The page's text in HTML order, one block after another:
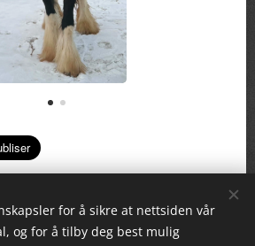
for å sikre at nettsiden vår
og for å tilby deg best mulig